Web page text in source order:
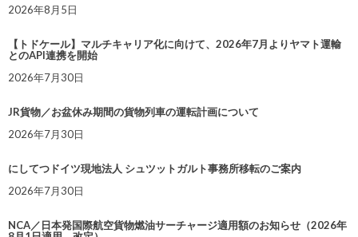
2026年8月5日
【トドケール】マルチキャリア化に向けて、2026年7月よりヤマト運輸
とのAPI連携を開始
2026年7月30日
JR貨物／お盆休み期間の貨物列車の運転計画について
2026年7月30日
にしてつドイツ現地法人 シュツットガルト事務所移転のご案内
2026年7月30日
NCA／日本発国際航空貨物燃油サーチャージ適用額のお知らせ（2026年